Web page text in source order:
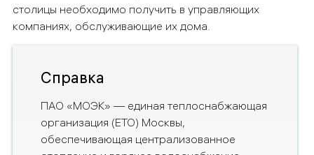
столицы необходимо получить в управляющих
компаниях, обслуживающие их дома.
Справка
ПАО «МОЭК» — единая теплоснабжающая
организация (ЕТО) Москвы,
обеспечивающая централизованное